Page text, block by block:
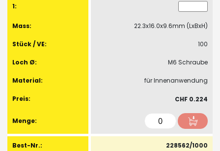
22.3x16.0x9.6mm (LxBxH)
100
M6 Schraube
für Innenanwendung
CHF 0.224
228562/1000